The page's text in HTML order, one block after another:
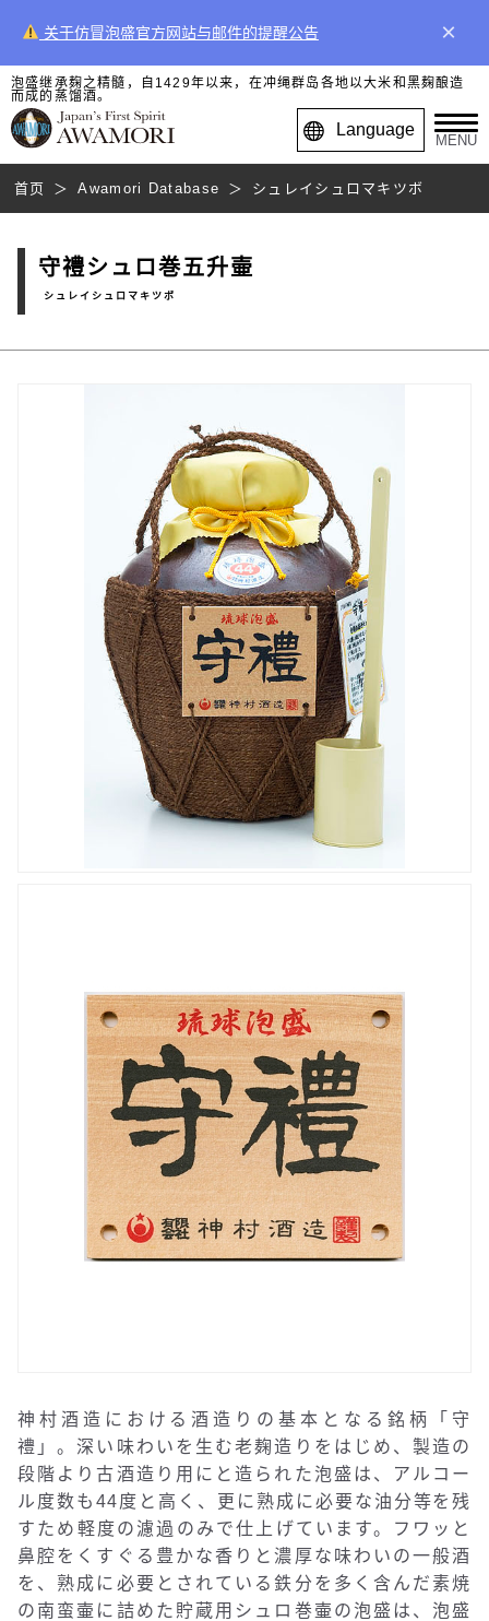
关于仿冒泡盛官方网站与邮件的提醒公告 ×
泡盛继承麹之精髓，自1429年以来，在冲绳群岛各地以大米和黑麹酿造
而成的蒸馏酒。
Language
MENU
首页 Awamori Database シュレイシュロマキツボ
守禮シュロ巻五升壷
シュレイシュロマキツボ
神村酒造における酒造りの基本となる銘柄「守
禮」。深い味わいを生む老麹造りをはじめ、製造の
段階より古酒造り用にと造られた泡盛は、アルコー
ル度数も44度と高く、更に熟成に必要な油分等を残
すため軽度の濾過のみで仕上げています。フワッと
鼻腔をくすぐる豊かな香りと濃厚な味わいの一般酒
を、熟成に必要とされている鉄分を多く含んだ素焼
の南蛮壷に詰めた貯蔵用シュロ巻壷の泡盛は、泡盛